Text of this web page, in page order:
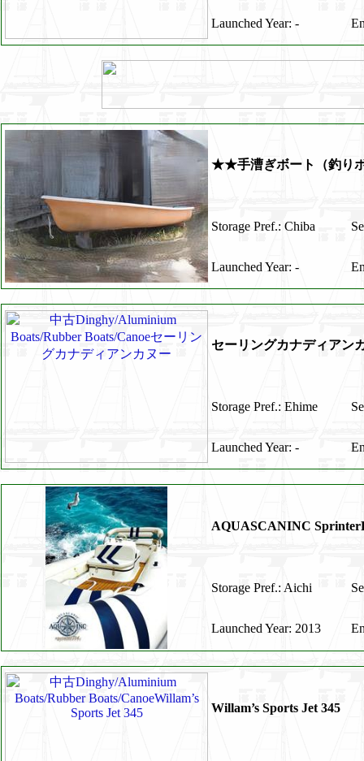
Launched Year: -
★★手漕ぎボート（釣り
Storage Pref.: Chiba
Launched Year: -
セーリングカナディアン
Storage Pref.: Ehime
Launched Year: -
AQUASCANINC
Storage Pref.: Aichi
Launched Year: 2013
Willam’s Sports Jet 345